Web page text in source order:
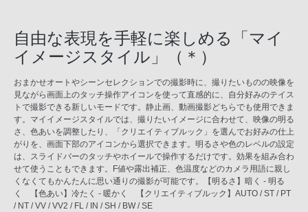
自由な表現を手軽に楽しめる「マイ
イメージスタイル」（＊）
おまかせオートやシーンセレクションでの撮影時に、撮りたいものの映像を
見ながら画面上のタッチ操作アイコンを使って直感的に、自分好みのテイス
トで撮影できる新しいモードです。静止画、動画撮影どちらでも使用できま
す。マイイメージスタイルでは、撮りたいイメージに合わせて、映像の明る
さ、色あいを調整したり、「クリエイティブルック」を選んでお好みの仕上
がりを、画面下部のアイコンから選択できます。明るさや色のレベルの設定
は、スライドバーのタッチやホイールで操作するだけです。効果を組み合わ
せて使うこともできます。F値や露出補正、色温度などのカメラ用語に親し
くなくてもかんたんに思い通りの撮影が可能です。【明るさ】暗く - 明る
く 【色あい】冷たく - 暖かく 【クリエイティブルック】AUTO / ST / PT
/ NT / VV / VV2 / FL / IN / SH / BW / SE